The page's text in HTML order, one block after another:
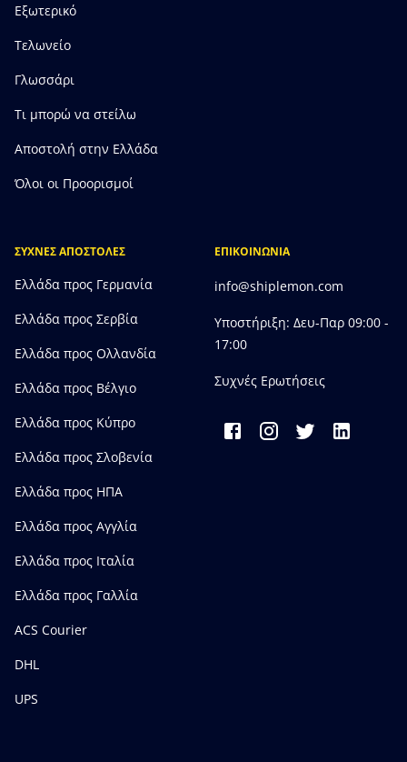
Εξωτερικό
Τελωνείο
Γλωσσάρι
Τι μπορώ να στείλω
Αποστολή στην Ελλάδα
Όλοι οι Προορισμοί
ΣΥΧΝΕΣ ΑΠΟΣΤΟΛΕΣ
Ελλάδα προς Γερμανία
Ελλάδα προς Σερβία
Ελλάδα προς Ολλανδία
Ελλάδα προς Bέλγιο
Ελλάδα προς Κύπρο
Ελλάδα προς Σλοβενία
Ελλάδα προς ΗΠΑ
Ελλάδα προς Αγγλία
Ελλάδα προς Ιταλία
Ελλάδα προς Γαλλία
ACS Courier
DHL
UPS
ΕΠΙΚΟΙΝΩΝΙΑ
info@shiplemon.com
Υποστήριξη: Δευ-Παρ 09:00 -
17:00
Συχνές Ερωτήσεις